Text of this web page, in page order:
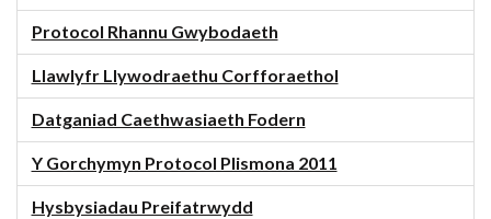
Protocol Rhannu Gwybodaeth
Llawlyfr Llywodraethu Corfforaethol
Datganiad Caethwasiaeth Fodern
Y Gorchymyn Protocol Plismona 2011
Hysbysiadau Preifatrwydd